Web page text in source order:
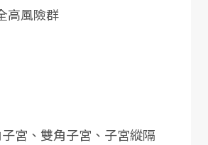
高風險群
宮、雙角子宮、子宮縱隔